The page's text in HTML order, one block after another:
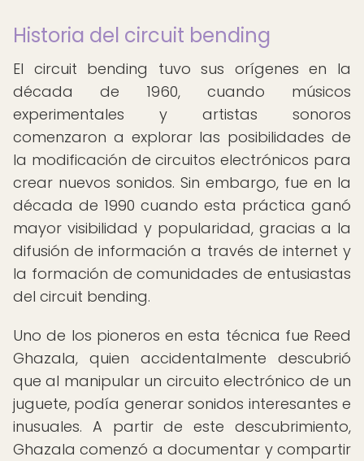
Historia del circuit bending
El circuit bending tuvo sus orígenes en la
década de 1960, cuando músicos
experimentales y artistas sonoros
comenzaron a explorar las posibilidades de
la modificación de circuitos electrónicos para
crear nuevos sonidos. Sin embargo, fue en la
década de 1990 cuando esta práctica ganó
mayor visibilidad y popularidad, gracias a la
difusión de información a través de internet y
la formación de comunidades de entusiastas
del circuit bending.
Uno de los pioneros en esta técnica fue Reed
Ghazala, quien accidentalmente descubrió
que al manipular un circuito electrónico de un
juguete, podía generar sonidos interesantes e
inusuales. A partir de este descubrimiento,
Ghazala comenzó a documentar y compartir